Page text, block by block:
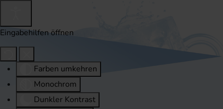
Eingabehilfen öffnen
Farben umkehren
Monochrom
Dunkler Kontrast